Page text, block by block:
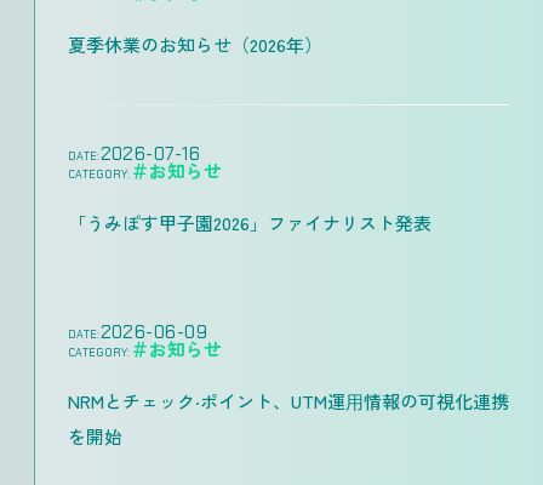
夏季休業のお知らせ（2026年）
DATE:2026-07-16
CATEGORY: ＃お知らせ
「うみぽす甲子園2026」ファイナリスト発表
DATE:2026-06-09
CATEGORY: ＃お知らせ
NRMとチェック‧ポイント、UTM運⽤情報の可視化連携
を開始